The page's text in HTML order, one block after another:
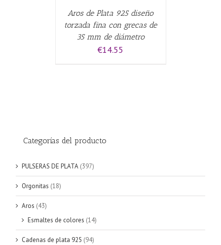
Aros de Plata 925 diseño
torzada fina con grecas de
35 mm de diámetro
€14.55
Categorías del producto
PULSERAS DE PLATA (397)
Orgonitas (18)
Aros (43)
Esmaltes de colores (14)
Cadenas de plata 925 (94)